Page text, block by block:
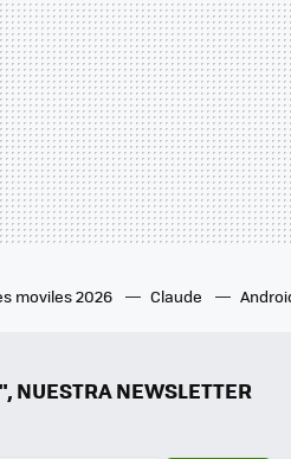
moviles 2026 Claude
NEWSLETTER